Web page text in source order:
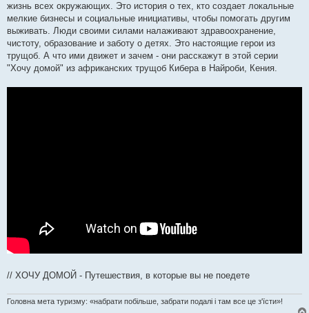
я
жизнь всех окружающих. Это история о тех, кто создает локальные
мелкие бизнесы и социальные инициативы, чтобы помогать другим
выживать. Люди своими силами налаживают здравоохранение,
чистоту, образование и заботу о детях. Это настоящие герои из
трущоб. А что ими движет и зачем - они расскажут в этой серии
"Хочу домой" из африканских трущоб Кибера в Найроби, Кения.
// ХОЧУ ДОМОЙ - Путешествия, в которые вы не поедете
Головна мета туризму: «набрати побільше, забрати подалі і там все це з'їсти»!